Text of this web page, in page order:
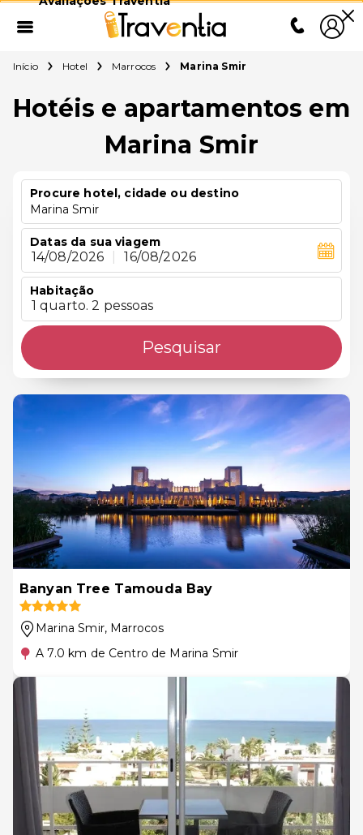
Início Hotel Marrocos Marina Smir
Hotéis e apartamentos em
Marina Smir
Procure hotel, cidade ou destino
Marina Smir
Datas da sua viagem
14/08/2026 16/08/2026
Habitação
1 quarto. 2 pessoas
Pesquisar
Banyan Tree Tamouda Bay
Marina Smir, Marrocos
A 7.0 km de Centro de Marina Smir